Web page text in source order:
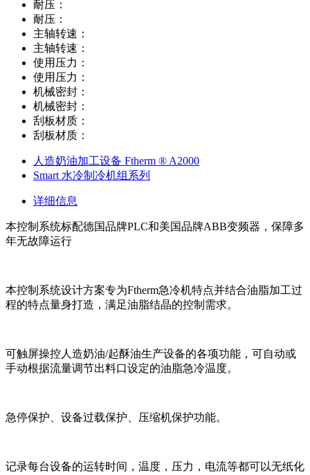
耐压：
耐压：
主轴转速：
主轴转速：
使用压力：
使用压力：
机械密封：
机械密封：
刮板材质：
刮板材质：
人造奶油加工设备 Ftherm ® A2000
Smart 水冷制冷机组系列
详细信息
本控制系统标配德国品牌PLC和美国品牌ABB变频器，保障多
年无故障运行
本控制系统设计方案专为Ftherm急冷机特点并结合油脂加工过
程的特点量身打造，满足油脂结晶的控制需求。
可触屏操控人造奶油/起酥油生产设备的各项功能，可自动或
手动根据流量调节出料口设定的油脂急冷温度。
急停保护、设备过载保护、压缩机保护功能。
记录每台设备的运转时间，温度，压力，电流等都可以无纸化